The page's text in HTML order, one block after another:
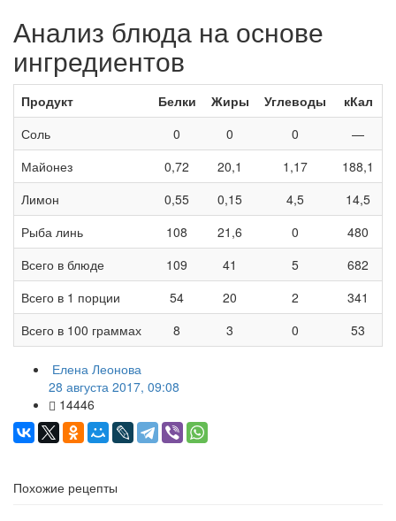
Анализ блюда на основе
ингредиентов
Продукт Белки Жиры Углеводы
кКал
Соль
0 0 0
—
Майонез
0,72 20,1 1,17
188,1
Лимон
0,55 0,15 4,5
14,5
Рыба линь
108 21,6 0
480
Всего в блюде
109 41 5
682
Всего в 1 порции
54 20 2
341
Всего в 100 граммах
8 3 0 53
Елена Леонова
28 августа 2017, 09:08
14446
Похожие рецепты